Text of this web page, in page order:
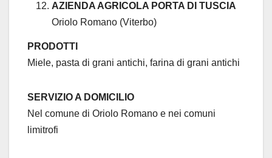
AZIENDA AGRICOLA PORTA DI TUSCIA
Oriolo Romano (Viterbo)
PRODOTTI
Miele, pasta di grani antichi, farina di grani antichi
SERVIZIO A DOMICILIO
Nel comune di Oriolo Romano e nei comuni
limitrofi